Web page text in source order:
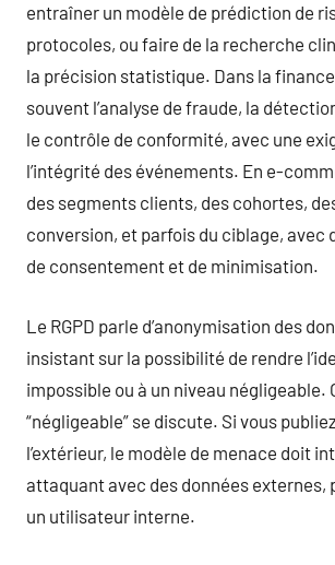
entraîner un modèle de prédiction de
protocoles, ou faire de la recherche
la précision statistique. Dans la
souvent l’analyse de fraude, la
le contrôle de conformité, avec une
l’intégrité des événements. En e-
des segments clients, des cohortes,
conversion, et parfois du ciblage, avec
de consentement et de minimisation.
Le RGPD parle d’anonymisation des
insistant sur la possibilité de rendre
impossible ou à un niveau négligeable.
“négligeable” se discute. Si vous
l’extérieur, le modèle de menace doit
attaquant avec des données externes,
un utilisateur interne.